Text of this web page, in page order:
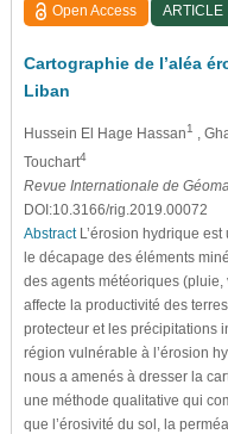
Open Access ARTICLE
Cartographie de l’aléa
Liban
Hussein El Hage Hassan1 ,
Touchart4
Revue Internationale de
DOI:10.3166/rig.2019.00072
AbstractL’érosion hydrique
le décapage des éléments
des agents météoriques (pluie,
affecte la productivité des
protecteur et les précipitations
région vulnérable à l’érosion
nous a amenés à dresser la
une méthode qualitative qui
que l’érosivité du sol, la